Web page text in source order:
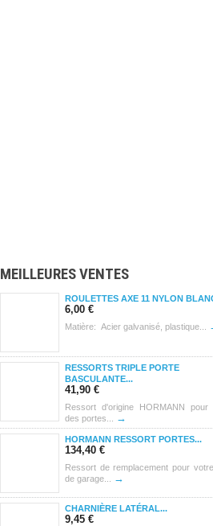
MEILLEURES VENTES
ROULETTES AXE 11 NYLON
6,00 €
Matière: Acier galvanisé, plastique...
RESSORTS TRIPLE PORTE
BASCULANTE...
41,90 €
Ressort d'origine HORMANN pour
des portes...
→
HORMANN RESSORT PORTES...
134,40 €
Ressort de remplacement pour
de garage...
→
CHARNIÈRE LATÉRAL...
9,45 €